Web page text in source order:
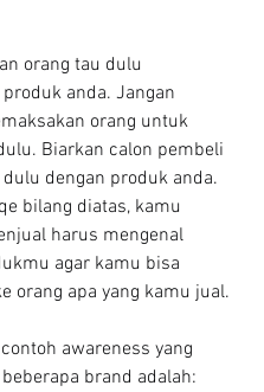
orang tau dulu
anda. Jangan
orang untuk
Biarkan calon pembeli
dulu dengan produk anda.
bilang diatas, kamu
harus mengenal
agar kamu bisa
orang apa yang kamu jual.
awareness yang
brand adalah: